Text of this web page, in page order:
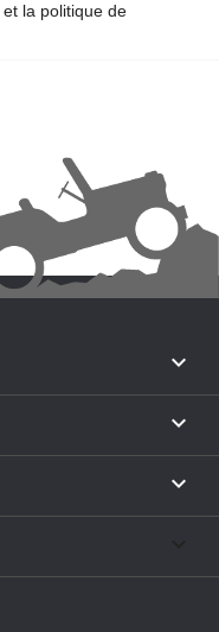
et la politique de


